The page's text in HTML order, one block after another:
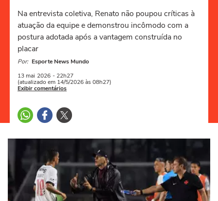
Na entrevista coletiva, Renato não poupou críticas à
atuação da equipe e demonstrou incômodo com a
postura adotada após a vantagem construída no
placar
Por: Esporte News Mundo
13 mai 2026 - 22h27
(atualizado em 14/5/2026 às 08h27)
Exibir comentários